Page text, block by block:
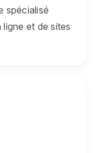
spécialisé
et de sites